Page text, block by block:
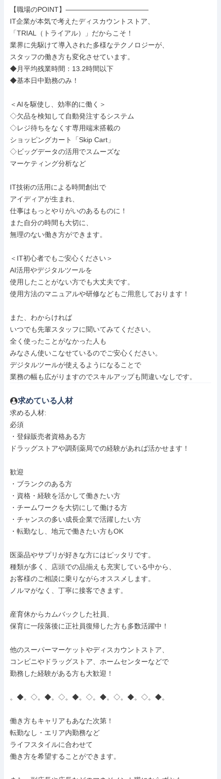
【職場のPOINT】――――――――――――
IT企業が本気で考えたディスカウントストア、
「TRIAL（トライアル）」だからこそ！
業界に先駆けて導入された多様なテクノロジーが、
スタッフの働き方も変化させています。
◆月平均残業時間：13.2時間以下
◆基本日中勤務のみ！
＜AIを駆使し、効率的に働く＞
◇欠品を検知して自動発注するシステム
◇レジ待ちをなくす専用端末搭載の
ショッピングカート「Skip Cart」
◇ビッグデータの活用でスムーズな
マーケティング分析など
IT技術の活用による時間創出で
アイディアが生まれ、
仕事はもっとやりがいのあるものに！
また自分の時間も大切に、
無理のない働き方ができます。
＜IT初心者でもご安心ください＞
AI活用やデジタルツールを
使用したことがない方でも大丈夫です。
使用方法のマニュアルや研修などもご用意しております！
また、わからければ
いつでも先輩スタッフに聞いてみてください。
全く使ったことがなかった人も
みなさん使いこなせているのでご安心ください。
デジタルツールが使えるようになることで
業務の幅も広がりますのでスキルアップも間違いなしです。
求めている人材
求める人材:
必須
・登録販売者資格ある方
ドラッグストアや調剤薬局での経験があれば活かせます！
歓迎
・ブランクのある方
・資格・経験を活かして働きたい方
・チームワークを大切にして働ける方
・チャンスの多い成長企業で活躍したい方
・転勤なし、地元で働きたい方もOK
医薬品やサプリが好きな方にはピッタリです。
種類が多く、店頭での品揃えも充実している中から、
お客様のご相談に乗りながらオススメします。
ノルマがなく、丁寧に接客できます。
産育休からカムバックした社員、
保育に一段落後に正社員復帰した方も多数活躍中！
他のスーパーマーケットやディスカウントストア、
コンビニやドラッグストア、ホームセンターなどで
勤務した経験がある方も大歓迎！
。◆。◇。◆。◇。◆。◇。◆。◇。◆。◇。◆。
働き方もキャリアもあなた次第！
転勤なし・エリア内勤務など
ライフスタイルに合わせて
働き方を希望することができます。